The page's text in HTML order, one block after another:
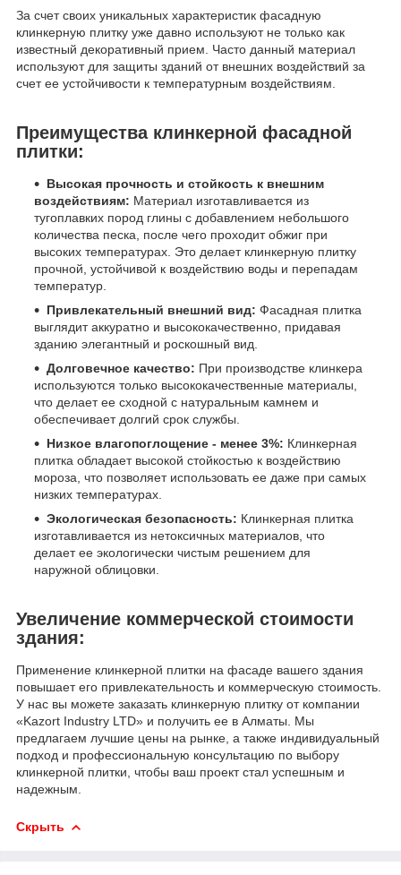
За счет своих уникальных характеристик фасадную
клинкерную плитку уже давно используют не только как
известный декоративный прием. Часто данный материал
используют для защиты зданий от внешних воздействий за
счет ее устойчивости к температурным воздействиям.
Преимущества клинкерной фасадной
плитки:
Высокая прочность и стойкость к внешним
воздействиям: Материал изготавливается из
тугоплавких пород глины с добавлением небольшого
количества песка, после чего проходит обжиг при
высоких температурах. Это делает клинкерную плитку
прочной, устойчивой к воздействию воды и перепадам
температур.
Привлекательный внешний вид: Фасадная плитка
выглядит аккуратно и высококачественно, придавая
зданию элегантный и роскошный вид.
Долговечное качество: При производстве клинкера
используются только высококачественные материалы,
что делает ее сходной с натуральным камнем и
обеспечивает долгий срок службы.
Низкое влагопоглощение - менее 3%: Клинкерная
плитка обладает высокой стойкостью к воздействию
мороза, что позволяет использовать ее даже при самых
низких температурах.
Экологическая безопасность: Клинкерная плитка
изготавливается из нетоксичных материалов, что
делает ее экологически чистым решением для
наружной облицовки.
Увеличение коммерческой стоимости
здания:
Применение клинкерной плитки на фасаде вашего здания
повышает его привлекательность и коммерческую стоимость.
У нас вы можете заказать клинкерную плитку от компании
«Kazort Industry LTD» и получить ее в Алматы. Мы
предлагаем лучшие цены на рынке, а также индивидуальный
подход и профессиональную консультацию по выбору
клинкерной плитки, чтобы ваш проект стал успешным и
надежным.
Скрыть